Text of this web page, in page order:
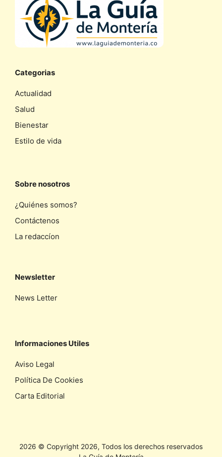
Categorias
Actualidad
Salud
Bienestar
Estilo de vida
Sobre nosotros
¿Quiénes somos?
Contáctenos
La redaccíon
Newsletter
News Letter
Informaciones Utiles
Aviso Legal
Política De Cookies
Carta Editorial
2026 © Copyright 2026, Todos los derechos reservados